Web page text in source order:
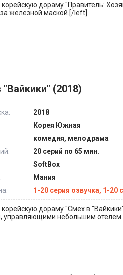
дораму "Правитель:
за железной маской.[/left]
"Вайкики" (2018)
2018
Корея Южная
комедия, мелодрама
20 серий по 65 мин.
SoftBox
Мания
1-20 серия озвучка, 1-20
дораму "Смех в
управляющими небольшим отелем